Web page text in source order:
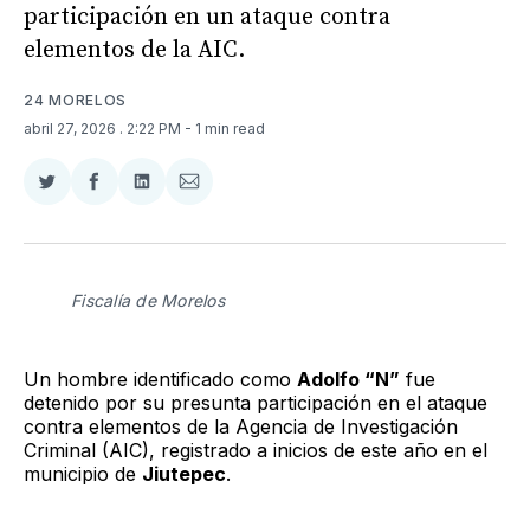
participación en un ataque contra
elementos de la AIC.
24 MORELOS
abril 27, 2026 . 2:22 PM - 1 min read
Compartir
Twitter
Compartir
Facebook
Compartir
LinkedIn
Compartir
Email
Fiscalía de Morelos
Un hombre identificado como Adolfo “N” fue
detenido por su presunta participación en el ataque
contra elementos de la Agencia de Investigación
Criminal (AIC), registrado a inicios de este año en el
municipio de Jiutepec.